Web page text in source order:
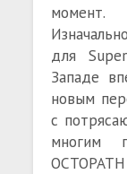
момент.
для
Западе
новым
с
многим
OCTOPATH